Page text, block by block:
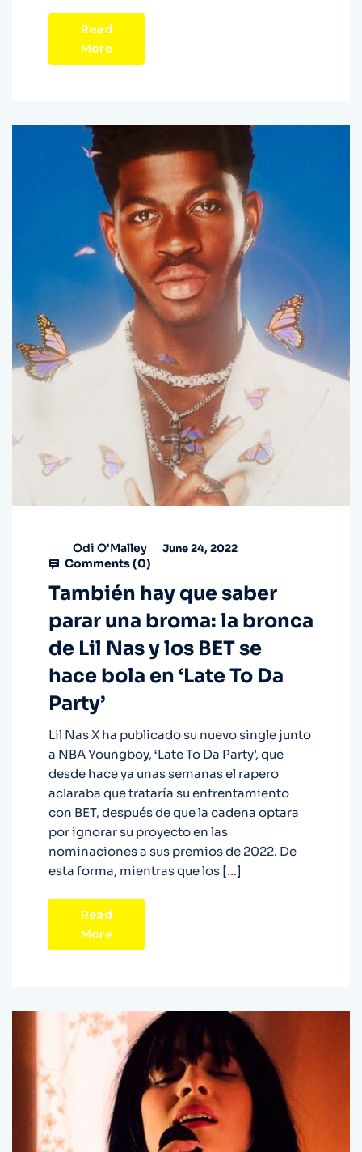
Read
More
Odi O'Malley June 24, 2022
Comments (0)
También hay que saber
parar una broma: la bronca
de Lil Nas y los BET se
hace bola en ‘Late To Da
Party’
Lil Nas X ha publicado su nuevo single junto
a NBA Youngboy, ‘Late To Da Party’, que
desde hace ya unas semanas el rapero
aclaraba que trataría su enfrentamiento
con BET, después de que la cadena optara
por ignorar su proyecto en las
nominaciones a sus premios de 2022. De
esta forma, mientras que los […]
Read
More